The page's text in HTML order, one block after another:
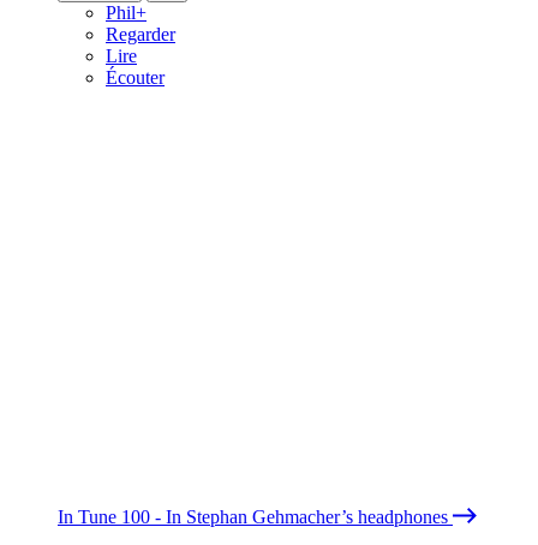
Phil+
Regarder
Lire
Écouter
In Tune 100 - In Stephan Gehmacher’s headphones